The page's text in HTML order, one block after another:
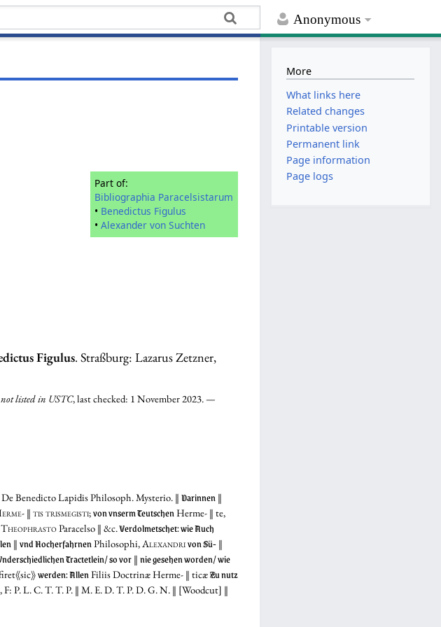
Anonymous
Part of:
Bibliographia Paracelsistarum
• Benedictus Figulus
•Alexander von Suchten
Figulus. Straßburg: Lazarus Zetzner,
not listed in USTC, last checked: 1 November 2023. —
Benedicto Lapidis Philosoph. Mysterio. ‖ Darinnen‖
‖ tis trismegisti;von vnserm TeutschenHerme- ‖ te,
TheophrastoParacelso ‖ &c.Verdolmetschet: wie Auch
‖ vnd HocherfahrnenPhilosophi,Alexandrivon Sü-‖
Tractetlein/ so vor‖ nie gesehen worden/ wie
werden: AllenFiliis Doctrinæ Herme- ‖ ticæZu nutz
P. L. C. T. T. P. ‖ M. E. D. T. P. D. G. N. ‖ [Woodcut] ‖
More
What links here
Related changes
Printable version
Permanent link
Page information
Page logs